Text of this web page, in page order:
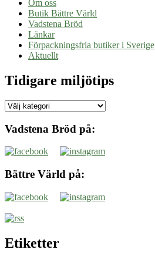
Om oss
Butik Bättre Värld
Vadstena Bröd
Länkar
Förpackningsfria butiker i Sverige
Aktuellt
Tidigare miljötips
Tidigare
Vadstena Bröd på:
Bättre Värld på:
Etiketter